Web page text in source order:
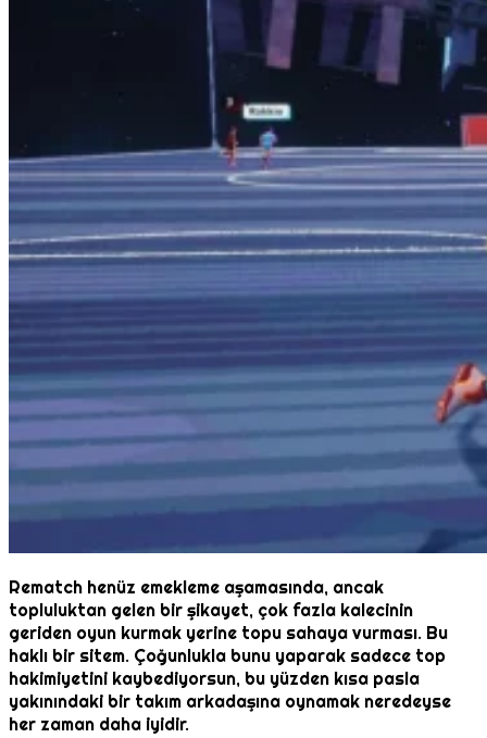
Rematch henüz emekleme aşamasında, ancak
topluluktan gelen bir şikayet, çok fazla kalecinin
geriden oyun kurmak yerine topu sahaya vurması. Bu
haklı bir sitem. Çoğunlukla bunu yaparak sadece top
hakimiyetini kaybediyorsun, bu yüzden kısa pasla
yakınındaki bir takım arkadaşına oynamak neredeyse
her zaman daha iyidir.